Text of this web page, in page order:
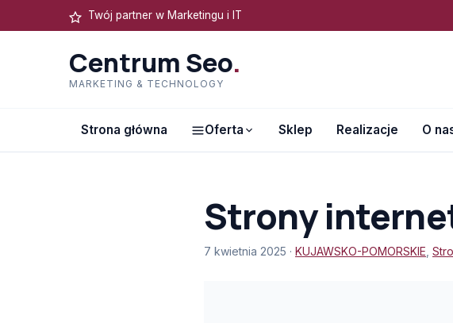
Twój partner w Marketingu i IT
Centrum Seo.
MARKETING & TECHNOLOGY
Strona główna Oferta Sklep Realizacje O
Strony
7 kwietnia 2025 · KUJAWSKO-POMORSKIE